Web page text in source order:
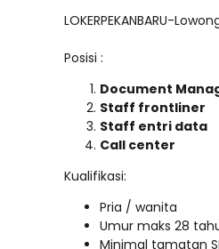
LOKERPEKANBARU-
Posisi :
Document
Staff frontliner
Staff entri data
Call center
Kualifikasi:
Pria / wanita
Umur maks 28
Minimal tamatan